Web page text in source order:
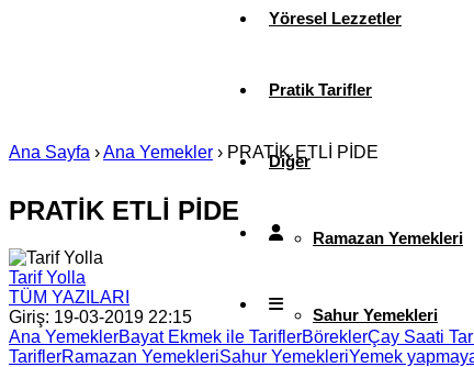
Yöresel Lezzetler
Pratik Tarifler
Diğer
Ramazan Yemekleri
Sahur Yemekleri
Ana Sayfa ›Ana Yemekler › PRATİK ETLİ PİDE
PRATİK ETLİ PİDE
Tarif Yolla
TÜM YAZILARI
Giriş: 19-03-2019 22:15
Ana YemeklerBayat Ekmek ile TariflerBöreklerÇay Saati
TariflerRamazan YemekleriSahur YemekleriYemek